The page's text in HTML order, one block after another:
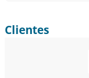
Clientes